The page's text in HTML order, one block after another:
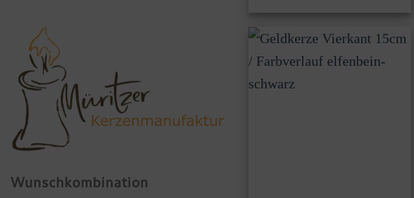
Wunschkombination